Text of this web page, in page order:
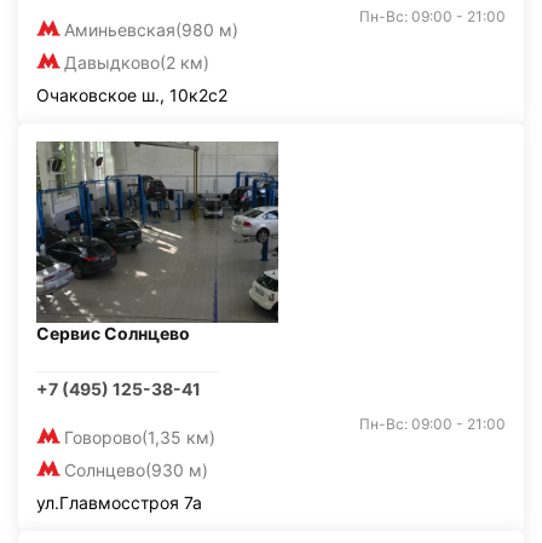
Аминьевская(980 м)
Давыдково(2 км)
Пн-Вс: 09:00 - 21:00
Очаковское ш., 10к2с2
Сервис Солнцево
+7 (495) 125-38-41
Говорово(1,35 км)
Солнцево(930 м)
Пн-Вс: 09:00 - 21:00
ул.Главмосстроя 7а